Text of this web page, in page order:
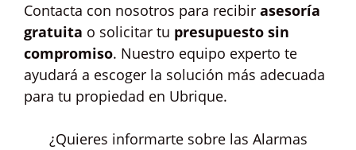
Contacta con nosotros para recibir asesoría
gratuita o solicitar tu presupuesto sin
compromiso. Nuestro equipo experto te
ayudará a escoger la solución más adecuada
para tu propiedad en Ubrique.
¿Quieres informarte sobre las Alarmas